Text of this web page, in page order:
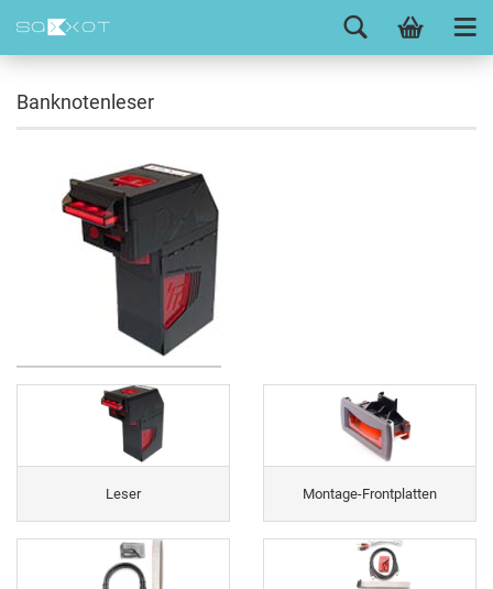
Banknotenleser
Leser Montage-Frontplatten